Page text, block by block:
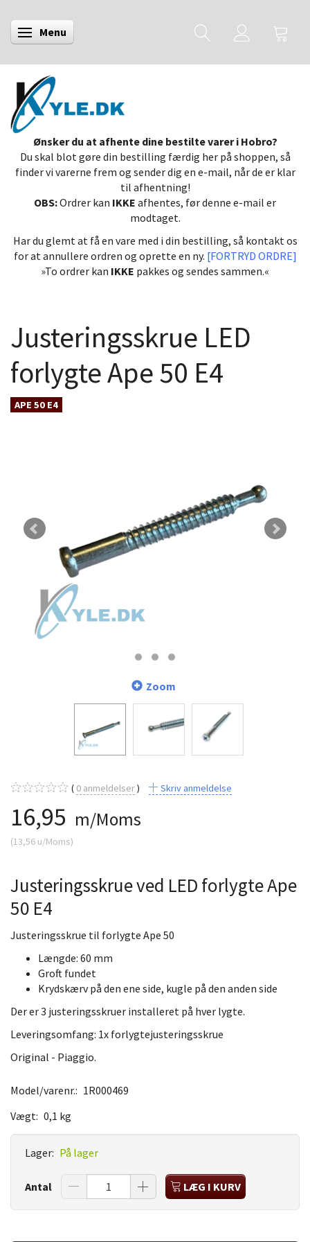
Skifte navigation
Menu
Ønsker du at afhente dine bestilte varer i Hobro?
Du skal blot gøre din bestilling færdig her på shoppen, så
finder vi varerne frem og sender dig en e-mail, når de er klar
til afhentning!
OBS:Ordrer kan IKKE afhentes, før denne e-mail er
modtaget.
Har du glemt at få en vare med i din bestilling, så kontakt os
for at annullere ordren og oprette en ny. [FORTRYD ORDRE]
»To ordrer kan IKKE pakkes og sendes sammen.«
Justeringsskrue LED
forlygte Ape 50 E4
APE 50 E4
Zoom
0 anmeldelser Skriv anmeldelse
16,95 m/Moms
(13,56 u/Moms)
Justeringsskrue ved LED forlygte Ape
50 E4
Justeringsskrue til forlygte Ape 50
Længde: 60 mm
Groft fundet
Krydskærv på den ene side, kugle på den anden side
Der er 3 justeringsskruer installeret på hver lygte.
Leveringsomfang: 1x forlygtejusteringsskrue
Original - Piaggio.
Model/varenr.: 1R000469
Vægt: 0,1 kg
Lager: På lager
Antal LÆG I KURV